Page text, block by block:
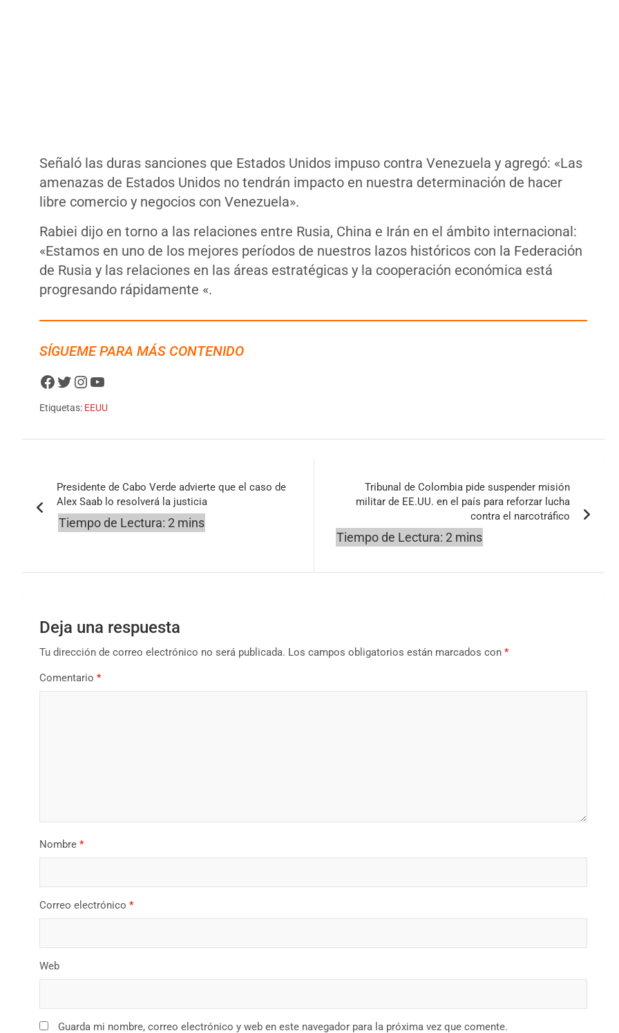
Señaló las duras sanciones que Estados Unidos impuso contra Venezuela y agregó: «Las
amenazas de Estados Unidos no tendrán impacto en nuestra determinación de hacer
libre comercio y negocios con Venezuela».
Rabiei dijo en torno a las relaciones entre Rusia, China e Irán en el ámbito internacional:
«Estamos en uno de los mejores períodos de nuestros lazos históricos con la Federación
de Rusia y las relaciones en las áreas estratégicas y la cooperación económica está
progresando rápidamente «.
SÍGUEME PARA MÁS CONTENIDO
Facebook
Twitter
Instagram
YouTube
Etiquetas: EEUU
de
entradas
Presidente de Cabo Verde advierte que el caso de
Alex Saab lo resolverá la justicia
Tribunal de Colombia pide suspender misión
militar de EE.UU. en el país para reforzar lucha
contra el narcotráfico
Deja una respuesta
Tu dirección de correo electrónico no será publicada. Los campos obligatorios están marcados con *
Comentario *
Nombre *
Correo electrónico *
Web
Guarda mi nombre, correo electrónico y web en este navegador para la próxima vez que comente.